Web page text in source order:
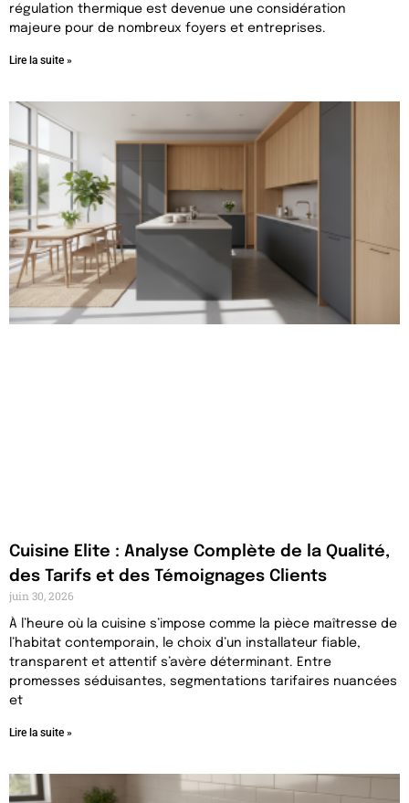
régulation thermique est devenue une considération
majeure pour de nombreux foyers et entreprises.
Lire la suite »
Cuisine Elite : Analyse Complète de la Qualité,
des Tarifs et des Témoignages Clients
juin 30, 2026
À l’heure où la cuisine s’impose comme la pièce maîtresse de
l’habitat contemporain, le choix d’un installateur fiable,
transparent et attentif s’avère déterminant. Entre
promesses séduisantes, segmentations tarifaires nuancées
et
Lire la suite »